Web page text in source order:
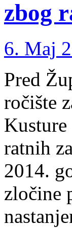
zbog
6. Maj
Pred
ročište
ratnih
2014.
zločine